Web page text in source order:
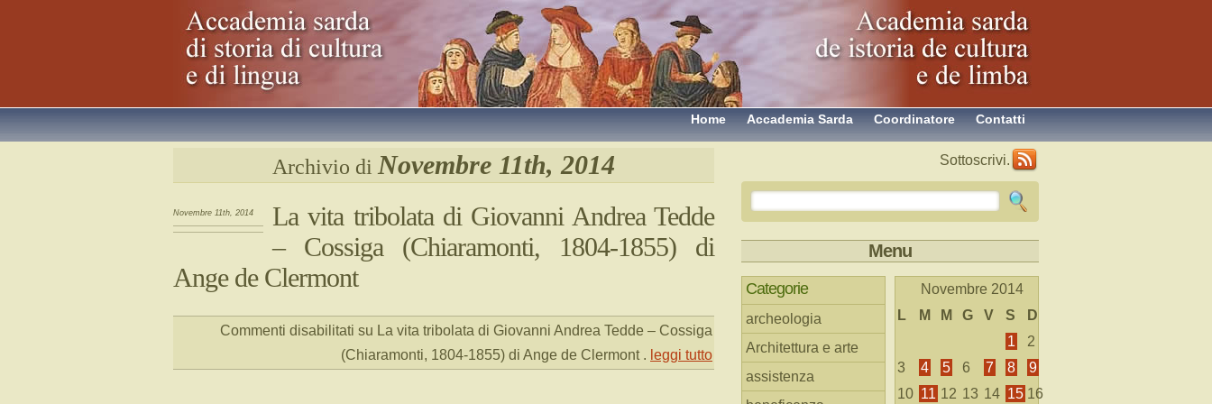
Contatti
Coordinatore
Accademia Sarda
Home
Archivio di Novembre 11th, 2014
Novembre 11th, 2014
La vita tribolata di Giovanni Andrea Tedde
– Cossiga (Chiaramonti, 1804-1855) di
Ange de Clermont
Commenti disabilitati su La vita tribolata di Giovanni Andrea Tedde – Cossiga
(Chiaramonti, 1804-1855) di Ange de Clermont. leggi tutto
Sottoscrivi.
Menu
Categorie
archeologia
Architettura e arte
assistenza
Novembre 2014
L
M M G V S
D
1
2
3
4 5 6 7 8
9
10 11 12 13 14 15 16